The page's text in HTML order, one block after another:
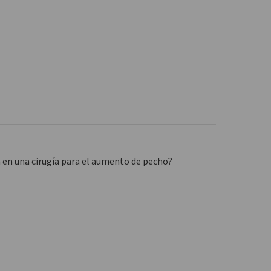
una cirugía para el aumento de pecho?